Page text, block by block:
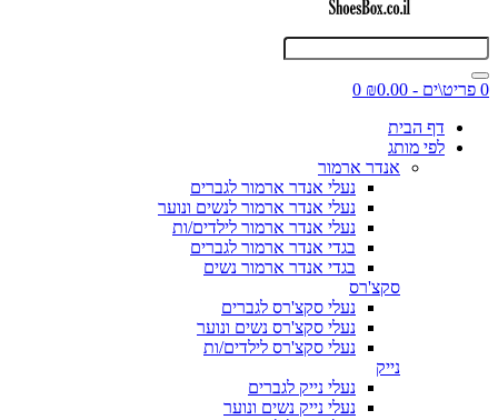
0 פריט\ים - ₪0.00
0
דף הבית
לפי מותג
אנדר ארמור
נעלי אנדר ארמור לגברים
נעלי אנדר ארמור לנשים ונוער
נעלי אנדר ארמור לילדים/ות
בגדי אנדר ארמור לגברים
בגדי אנדר ארמור נשים
סקצ'רס
נעלי סקצ'רס לגברים
נעלי סקצ'רס נשים ונוער
נעלי סקצ'רס לילדים/ות
נייק
נעלי נייק לגברים
נעלי נייק נשים ונוער